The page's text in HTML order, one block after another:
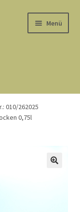
Menü
010/262025
0,75l